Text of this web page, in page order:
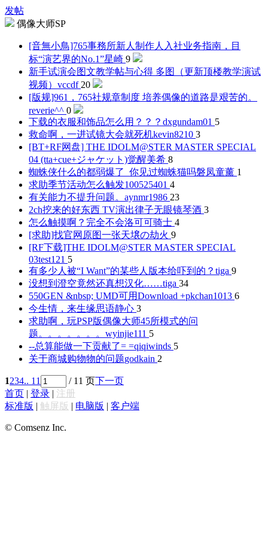
发帖
偶像大师SP
[音無小鳥]765事務所新人制作人入社业务指南，目
标“演艺界的No.1”星崎 9
新手试演会图文教学帖与心得 多图（更新顶楼教学演试
视频） vccdf 20
[版规]961，765社规章制度 培养偶像的道路是艰苦的。
reverie^^ 0
下载的衣服和饰品怎么用？？？ dxgundam01 5
救命啊，一进试镜大会就死机kevin8210 3
[BT+RF网盘] THE IDOLM@STER MASTER SPECIAL
04 (tta+cue+ジャケット)觉醒美希 8
蜘蛛侠什么的都弱爆了_你见过蜘蛛猫吗磐凤童薰 1
求助季节活动怎么触发100525401 4
有关能力不提升问题。 aynmr1986 23
2ch挖来的好东西 TV演出律子无眼镜琴酒 3
怎么触摸啊？完全不会洛可可骑士 4
[求助]找官网原图一张天壌の劫火 9
[RF下载]THE IDOLM@STER MASTER SPECIAL
03test121 5
有多少人被“I Want”的某些人版本给吓到的？ tiga 9
没想到澄空竟然还真想汉化……tiga 34
550GEN &nbsp; UMD可用Download +pkchan1013 6
今生情，来生缘思语静心 3
求助啊，玩PSP版偶像大师45所模式的问
题。。。。。。。 wyinjie111 5
--总算能做一下贡献了= =qiqiwinds 5
关于商城购物物的问题godkain 2
1234.. 11 / 11 页下一页
首页 | 登录 | 注册
标准版 | 触屏版 | 电脑版 | 客户端
© Comsenz Inc.